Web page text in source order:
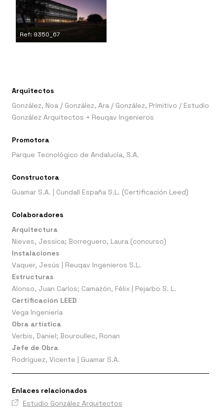
Ref: 9350_67
Arquitectos
González, Noa / González, Ara / González, Primitivo / Estudio
González Arquitectos + Reuqav Ingenieros
Promotora
Parque Tecnológico de Andalucía, S.A.
Constructora
Guamar S.A. | Cundall España S.L. (Certificación Leed)
Colaboradores
Arquitectura
Nieves, Jessica; Borreguero, Laura (concurso)
Instalaciones
Vaquer, Jesús | Reuqav Ingenieros S.L.
Estructuras
Alonso, Juan Carlos; Camazón, Félix | Pejarbo S. L.
Certificación LEED
Vega Ingeniería
Obra artística
Verbis, Daniel; Bouroullec, Ronan
Jefe de Obra
Rodríguez, Vicente | Guamar S.A.
Enlaces relacionados
Estudio González Arquitectos